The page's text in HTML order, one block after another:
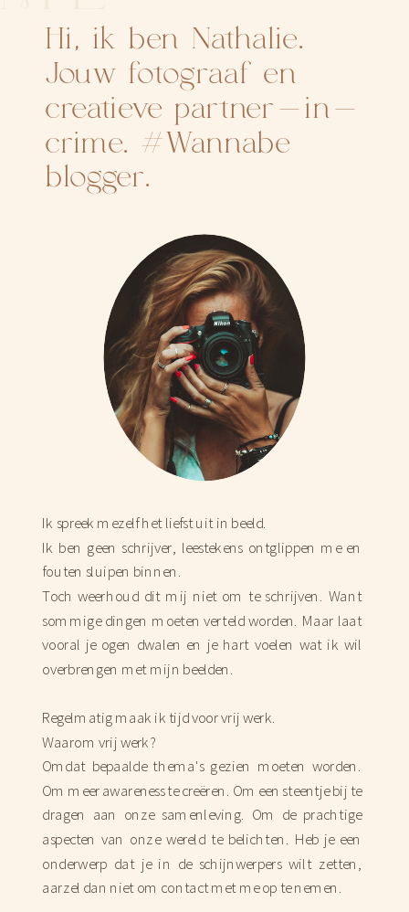
Ik spreek mezelf het liefst uit in beeld.
Ik ben geen schrijver, leestekens ontglippen me en
fouten sluipen binnen.
Toch weerhoud dit mij niet om te schrijven. Want
sommige dingen moeten verteld worden. Maar laat
vooral je ogen dwalen en je hart voelen wat ik wil
overbrengen met mijn beelden.
Regelmatig maak ik tijd voor vrij werk.
Waarom vrij werk?
Omdat bepaalde thema's gezien moeten worden.
Om meer awareness te creëren. Om een steentje bij te
dragen aan onze samenleving. Om de prachtige
aspecten van onze wereld te belichten. Heb je een
onderwerp dat je in de schijnwerpers wilt zetten,
aarzel dan niet om contact met me op te nemen.
Hi, ik ben Nathalie.
Jouw fotograaf en
creatieve partner-in-
crime. #Wannabe
blogger.